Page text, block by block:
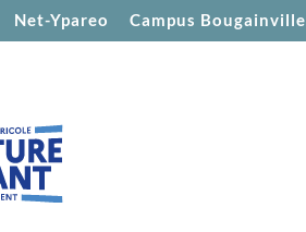
Net-Ypareo Campus Bougainville